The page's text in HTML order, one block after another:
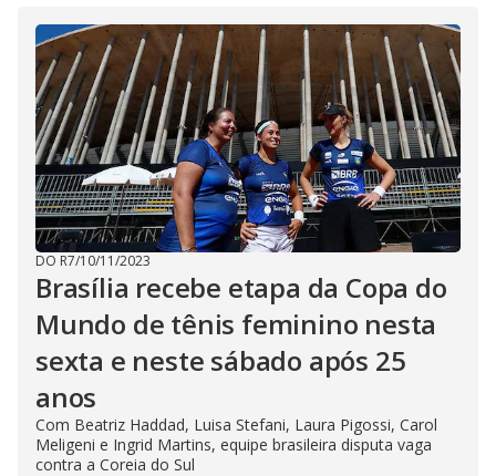
DO R7/10/11/2023
Brasília recebe etapa da Copa do
Mundo de tênis feminino nesta
sexta e neste sábado após 25
anos
Com Beatriz Haddad, Luisa Stefani, Laura Pigossi, Carol
Meligeni e Ingrid Martins, equipe brasileira disputa vaga
contra a Coreia do Sul